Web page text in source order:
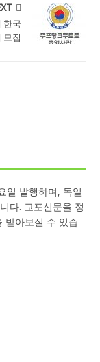
한국
모집
일 발행하며, 독일
다. 교포신문을 정
받아보실 수 있습